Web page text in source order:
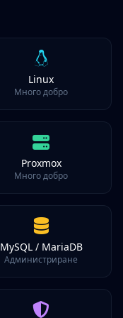
Linux
Много добро
Proxmox
Много добро
MySQL / MariaDB
Администриране